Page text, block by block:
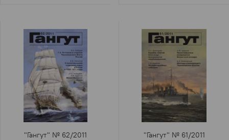
"Гангут" № 62/2011 "Гангут" № 61/2011